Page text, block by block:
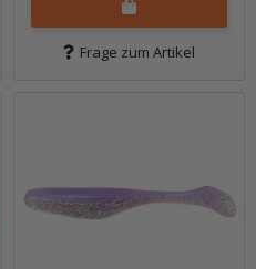
Frage zum Artikel